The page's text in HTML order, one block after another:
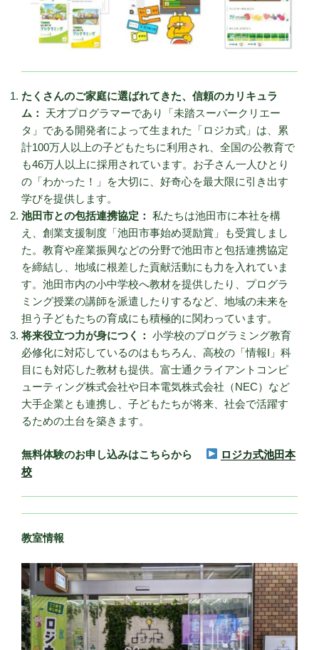
たくさんのご家庭に選ばれてきた、信頼のカリキュラ
ム：
天才プログラマーであり「未踏スーパークリエー
タ」である開発者によって生まれた「ロジカ式」は、累
計100万人以上の子どもたちに利用され、全国の公教育で
も46万人以上に採用されています。お子さん一人ひとり
の「わかった！」を大切に、好奇心を最大限に引き出す
学びを提供します。
池田市との包括連携協定： 私たちは池田市に本社を構
え、創業支援制度「池田市事始め奨励賞」も受賞しまし
た。教育や産業振興などの分野で池田市と包括連携協定
を締結し、地域に根差した貢献活動にも力を入れていま
す。池田市内の小中学校へ教材を提供したり、プログラ
ミング授業の講師を派遣したりするなど、地域の未来を
担う子どもたちの育成にも積極的に関わっています。
将来役立つ力が身につく： 小学校のプログラミング教育
必修化に対応しているのはもちろん、高校の「情報I」科
目にも対応した教材も提供。富士通クライアントコンピ
ューティング株式会社や日本電気株式会社（NEC）など
大手企業とも連携し、子どもたちが将来、社会で活躍す
るための土台を築きます。
無料体験のお申し込みはこちらから
ロジカ式池田本
校
教室情報